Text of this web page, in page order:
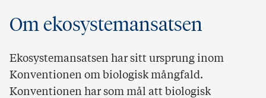
Om ekosystemansatsen
Ekosystemansatsen har sitt ursprung inom
Konventionen om biologisk mångfald.
Konventionen har som mål att biologisk